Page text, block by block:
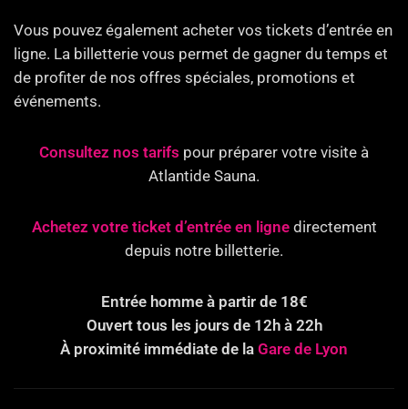
Vous pouvez également acheter vos tickets d’entrée en
ligne. La billetterie vous permet de gagner du temps et
de profiter de nos offres spéciales, promotions et
événements.
Consultez nos tarifs pour préparer votre visite à
Atlantide Sauna.
Achetez votre ticket d’entrée en lignedirectement
depuis notre billetterie.
Entrée homme à partir de 18€
Ouvert tous les jours de 12h à 22h
À proximité immédiate de la Gare de Lyon